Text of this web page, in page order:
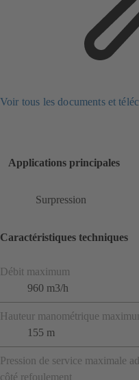
Voir tous les documents et
Applications principales
Surpression
Caractéristiques techniques
Débit maximum
960 m3/h
Hauteur manométrique
155 m
Pression de service maximale
côté refoulement